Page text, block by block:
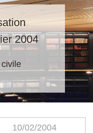
2004
10/02/2004